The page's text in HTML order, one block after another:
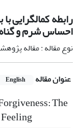
رابطه
احساس شرم و گناه
نوع مقاله : مقاله
عنوان مقاله English
The